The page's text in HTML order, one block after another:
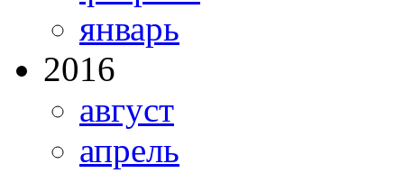
январь
2016
август
апрель